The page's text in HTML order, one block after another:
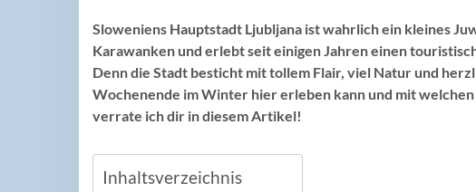
Sloweniens Hauptstadt Ljubljana ist wahrlich ein kleines
Karawanken und erlebt seit einigen Jahren einen
Denn die Stadt besticht mit tollem Flair, viel Natur und
Wochenende im Winter hier erleben kann und mit
verrate ich dir in diesem Artikel!
Inhaltsverzeichnis